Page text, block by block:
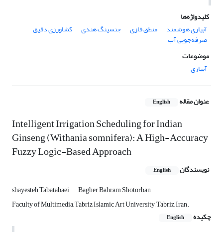
کلیدواژه‌ها
آبیاری هوشمند
منطق فازی جنسینگ هندی کشاورزی دقیق
صرفه‌جویی آب
موضوعات
آبیاری
عنوان مقاله English
Intelligent Irrigation Scheduling for Indian
Ginseng (Withania somnifera): A High-Accuracy
Fuzzy Logic-Based Approach
نویسندگان English
shayesteh Tabatabaei
Bagher Bahram Shotorban
Faculty of Multimedia, Tabriz Islamic Art University, Tabriz, Iran.
چکیده
English